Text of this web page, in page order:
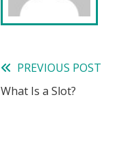
Read
more
PREVIOUS POST
What Is a Slot?